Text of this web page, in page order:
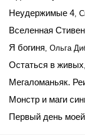
Неудержимые 4,
Вселенная
Я богиня, Ольга
Остаться в живых
Мегаломаньяк.
Монстр и маги
Первый день